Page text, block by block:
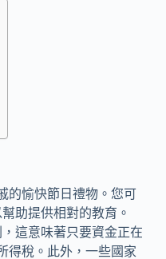
的愉快節日禮物。您可
助提供相對的教育。
這意味著只要資金正在
得稅。此外，一些國家